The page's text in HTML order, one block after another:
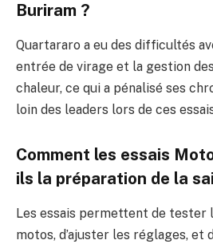
Buriram ?
Quartararo a eu des difficultés
entrée de virage et la gestion
chaleur, ce qui a pénalisé ses
loin des leaders lors de ces
Comment les essais
ils la préparation de la
Les essais permettent de tester
motos, d’ajuster les réglages, et